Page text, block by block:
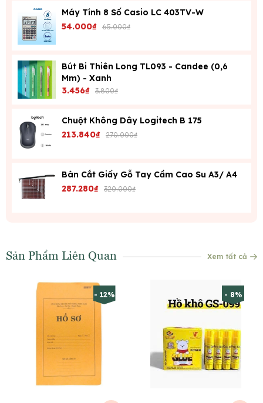
Máy Tính 8 Số Casio LC 403TV-W
54.000₫ 65.000₫
Bút Bi Thiên Long TL093 - Candee (0,6
Mm) - Xanh
3.456₫ 3.800₫
Chuột Không Dây Logitech B 175
213.840₫ 270.000₫
Bàn Cắt Giấy Gỗ Tay Cầm Cao Su A3/ A4
287.280₫ 320.000₫
Sản Phẩm Liên Quan Xem tất cả
- 12% - 8%